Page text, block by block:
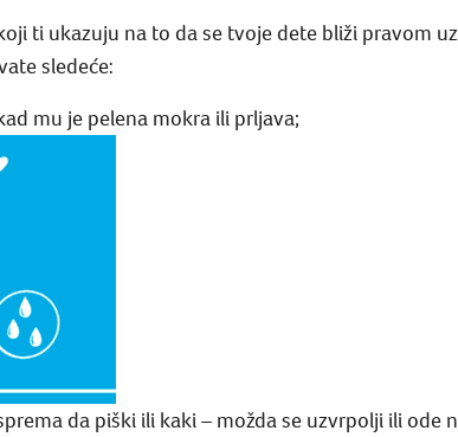
ti ukazuju na to da se tvoje dete bliži pravom
sledeće:
mu je pelena mokra ili prljava;
da piški ili kaki – možda se uzvrpolji ili ode